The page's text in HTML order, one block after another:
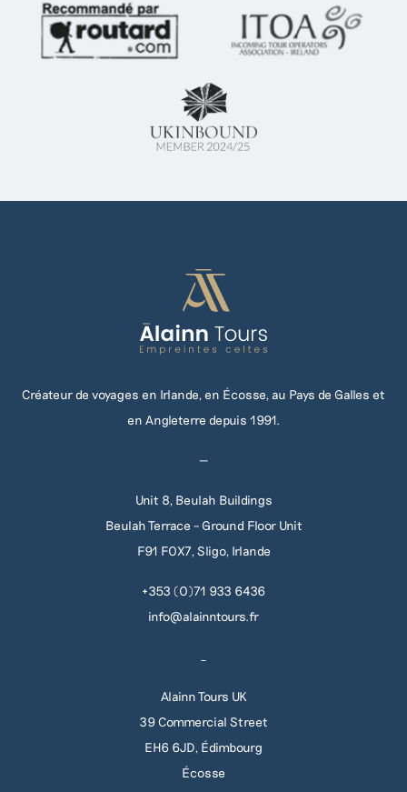
Créateur de voyages en Irlande, en Écosse, au Pays de Galles et
en Angleterre depuis 1991.
—
Unit 8, Beulah Buildings
Beulah Terrace – Ground Floor Unit
F91 F0X7, Sligo, Irlande
+353 (0)71 933 6436
info@alainntours.fr
Alainn Tours UK
39 Commercial Street
EH6 6JD, Édimbourg
Écosse